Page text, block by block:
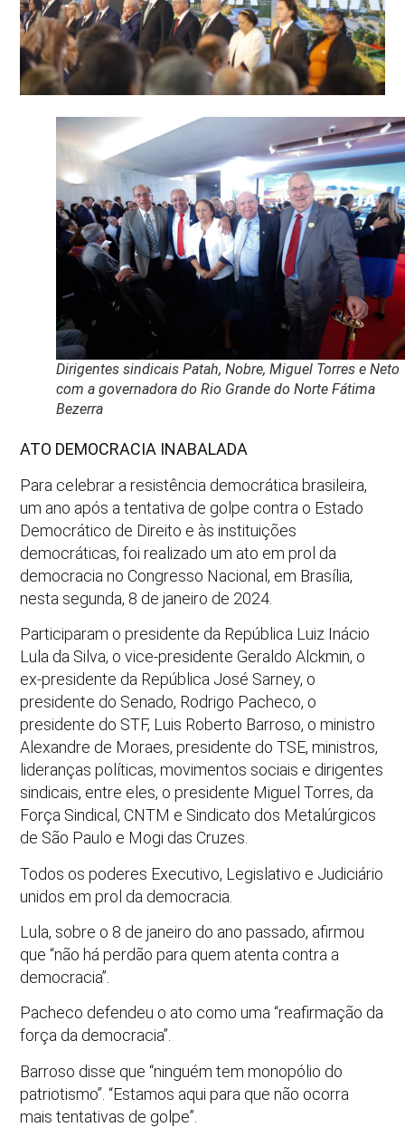
Dirigentes sindicais Patah, Nobre, Miguel Torres e Neto
com a governadora do Rio Grande do Norte Fátima
Bezerra
ATO DEMOCRACIA INABALADA
Para celebrar a resistência democrática brasileira,
um ano após a tentativa de golpe contra o Estado
Democrático de Direito e às instituições
democráticas, foi realizado um ato em prol da
democracia no Congresso Nacional, em Brasília,
nesta segunda, 8 de janeiro de 2024.
Participaram o presidente da República Luiz Inácio
Lula da Silva, o vice-presidente Geraldo Alckmin, o
ex-presidente da República José Sarney, o
presidente do Senado, Rodrigo Pacheco, o
presidente do STF, Luis Roberto Barroso, o ministro
Alexandre de Moraes, presidente do TSE, ministros,
lideranças políticas, movimentos sociais e dirigentes
sindicais, entre eles, o presidente Miguel Torres, da
Força Sindical, CNTM e Sindicato dos Metalúrgicos
de São Paulo e Mogi das Cruzes.
Todos os poderes Executivo, Legislativo e Judiciário
unidos em prol da democracia.
Lula, sobre o 8 de janeiro do ano passado, afirmou
que “não há perdão para quem atenta contra a
democracia”.
Pacheco defendeu o ato como uma “reafirmação da
força da democracia”.
Barroso disse que “ninguém tem monopólio do
patriotismo”. “Estamos aqui para que não ocorra
mais tentativas de golpe”.